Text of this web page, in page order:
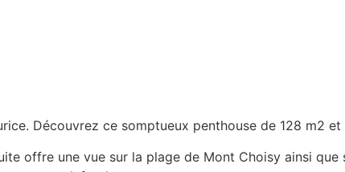
Découvrez ce somptueux penthouse de 128 m2
offre une vue sur la plage de Mont Choisy ainsi que